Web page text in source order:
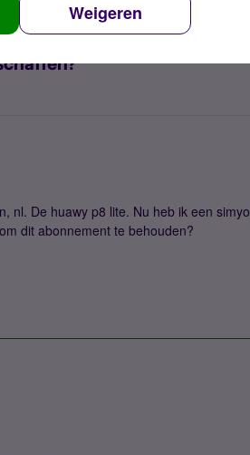
Weigeren
nl. De huawy p8 lite. Nu heb ik een simyo
dit abonnement te behouden?